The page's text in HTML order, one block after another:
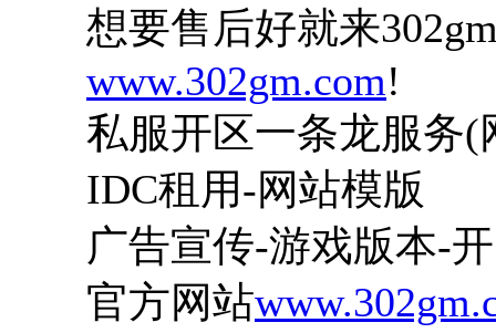
想要售后好就来
www.302gm.com!
私服开区一条龙服务
IDC租用-网站模版
广告宣传-游戏版本-
官方网站